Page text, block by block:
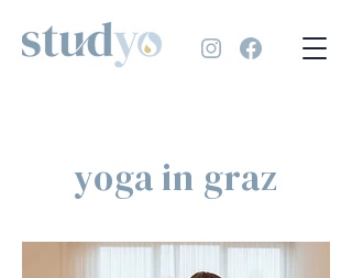
yoga in graz